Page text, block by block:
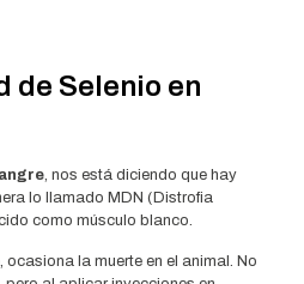
de Selenio en
, nos está diciendo que hay
lo llamado MDN (Distrofia
como músculo blanco.
, ocasiona la muerte en el animal. No